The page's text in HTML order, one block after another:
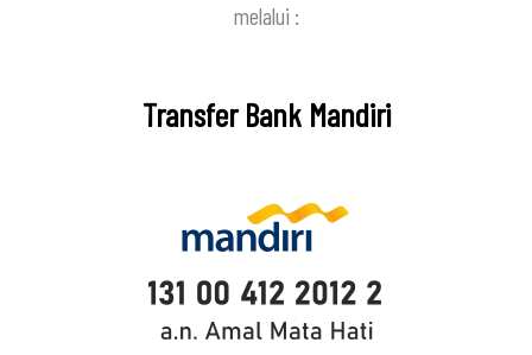
melalui :
Transfer Bank Mandiri